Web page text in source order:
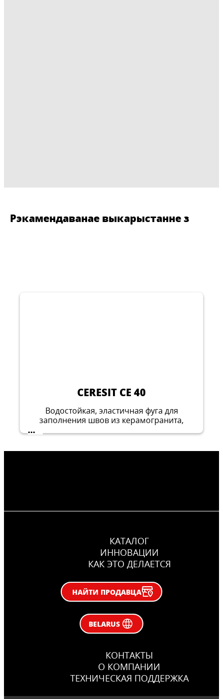
Рэкамендаванае выкарыстанне з
CERESIT CE 40
Водостойкая, эластичная фуга для
заполнения швов из керамогранита,
стекла, натурального камня и мраморной
плитки шириной от 1 до 8 мм.
...
КАТАЛОГ
ИННОВАЦИИ
КАК ЭТО ДЕЛАЕТСЯ
НАЙТИ ПРОДАВЦА
BELARUS
КОНТАКТЫ
О КОМПАНИИ
ТЕХНИЧЕСКАЯ ПОДДЕРЖКА